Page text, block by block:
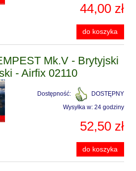
44,00 zł
do koszyka
Mk.V - Brytyjski
- Airfix 02110
Dostępność:
DOSTĘPNY
Wysyłka w: 24 godziny
52,50 zł
do koszyka